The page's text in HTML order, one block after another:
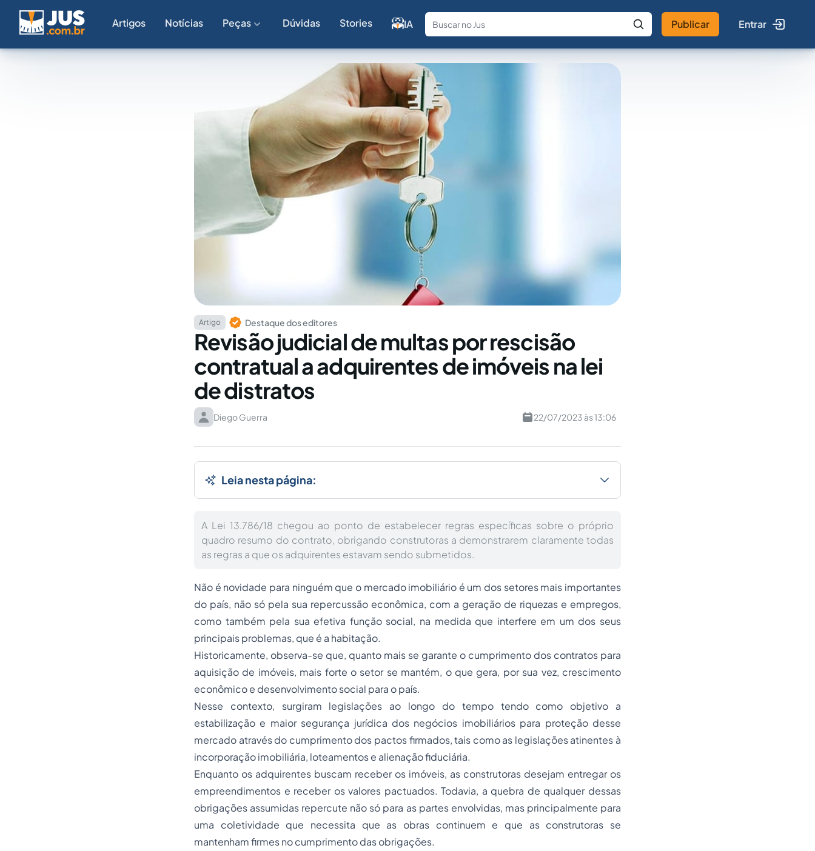
Artigos Notícias Peças Dúvidas Stories IA
Fale com a IA Buscar no Jus
Publicar Entrar
Artigo Destaque dos editores
Revisão judicial de multas por rescisão
contratual a adquirentes de imóveis na lei
de distratos
Diego Guerra 22/07/2023 às 13:06
Leia nesta página:
A Lei 13.786/18 chegou ao ponto de estabelecer regras específicas sobre o próprio
quadro resumo do contrato, obrigando construtoras a demonstrarem claramente todas
as regras a que os adquirentes estavam sendo submetidos.
Não é novidade para ninguém que o mercado imobiliário é um dos setores mais importantes
do país, não só pela sua repercussão econômica, com a geração de riquezas e empregos,
como também pela sua efetiva função social, na medida que interfere em um dos seus
principais problemas, que é a habitação.
Historicamente, observa-se que, quanto mais se garante o cumprimento dos contratos para
aquisição de imóveis, mais forte o setor se mantém, o que gera, por sua vez, crescimento
econômico e desenvolvimento social para o país.
Nesse contexto, surgiram legislações ao longo do tempo tendo como objetivo a
estabilização e maior segurança jurídica dos negócios imobiliários para proteção desse
mercado através do cumprimento dos pactos firmados, tais como as legislações atinentes à
incorporação imobiliária, loteamentos e alienação fiduciária.
Enquanto os adquirentes buscam receber os imóveis, as construtoras desejam entregar os
empreendimentos e receber os valores pactuados. Todavia, a quebra de qualquer dessas
obrigações assumidas repercute não só para as partes envolvidas, mas principalmente para
uma coletividade que necessita que as obras continuem e que as construtoras se
mantenham firmes no cumprimento das obrigações.